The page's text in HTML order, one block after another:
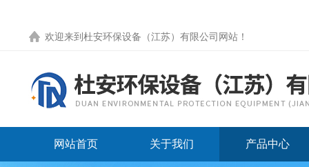
欢迎来到 杜安环保设备（江苏）有限公司网站 ！
网站首页 关于我们 产品中心